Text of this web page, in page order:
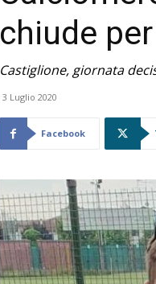
chiude
Castiglione, giornata
3 Luglio 2020
Facebook